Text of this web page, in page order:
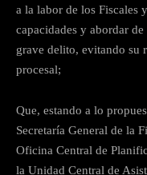
a la labor de los Fiscales
capacidades y abordar
grave delito, evitando su
procesal;
Que, estando a lo
Secretaría General de la
Oficina Central de
la Unidad Central de